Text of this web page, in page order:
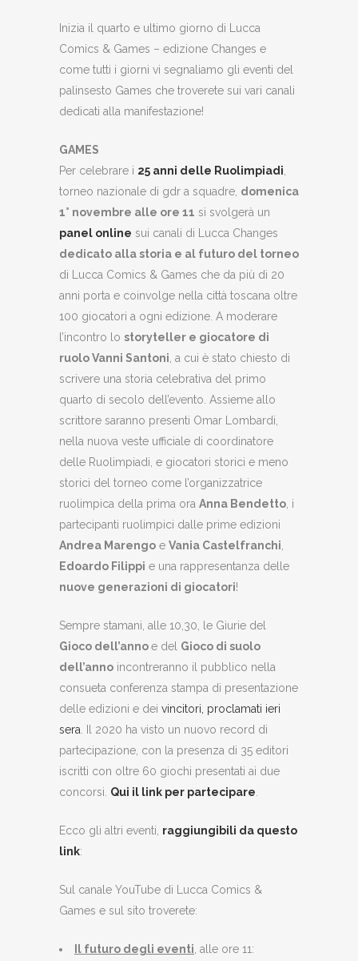
Inizia il quarto e ultimo giorno di Lucca
Comics & Games – edizione Changes e
come tutti i giorni vi segnaliamo gli eventi del
palinsesto Games che troverete sui vari canali
dedicati alla manifestazione!
GAMES
Per celebrare i 25 anni delle Ruolimpiadi
torneo nazionale di gdr a squadre, domenica
1° novembre alle ore 11 si svolgerà un
panel online sui canali di Lucca Changes
dedicato alla storia e al futuro del torneo
di Lucca Comics & Games che da più di 20
anni porta e coinvolge nella città toscana oltre
100 giocatori a ogni edizione. A moderare
l’incontro lo storyteller e giocatore di
ruolo Vanni Santoni , a cui è stato chiesto di
scrivere una storia celebrativa del primo
quarto di secolo dell’evento. Assieme allo
scrittore saranno presenti Omar Lombardi,
nella nuova veste ufficiale di coordinatore
delle Ruolimpiadi, e giocatori storici e meno
storici del torneo come l’organizzatrice
ruolimpica della prima ora Anna Bendetto , i
partecipanti ruolimpici dalle prime edizioni
Andrea Marengo e Vania Castelfranchi
Edoardo Filippi e una rappresentanza delle
nuove generazioni di giocatori!
Sempre stamani, alle 10,30, le Giurie del
Gioco dell’annoe del Gioco di suolo
dell’anno incontreranno il pubblico nella
consueta conferenza stampa di presentazione
delle edizioni e dei vincitori, proclamati ieri
sera . Il 2020 ha visto un nuovo record di
partecipazione, con la presenza di 35 editori
iscritti con oltre 60 giochi presentati ai due
concorsi. Qui il link per partecipare
Ecco gli altri eventi, raggiungibili da questo
link:
Sul canale YouTube di Lucca Comics &
Games e sul sito troverete:
Il futuro degli eventi , alle ore 11: